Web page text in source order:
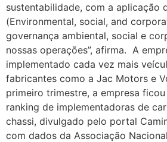
sustentabilidade, com a aplicação
(Environmental, social, and
governança ambiental, social e
nossas operações”, afirma. A
implementado cada vez mais
fabricantes como a Jac Motors e
primeiro trimestre, a empresa ficou
ranking de implementadoras de
chassi, divulgado pelo portal
com dados da Associação